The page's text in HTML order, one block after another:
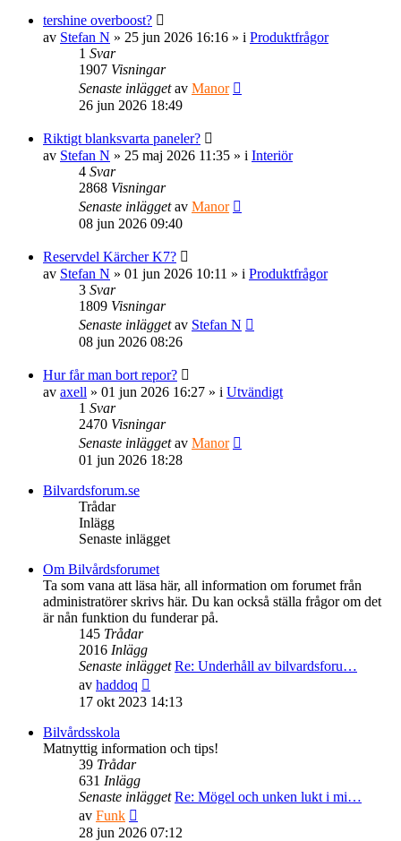
tershine overboost?
av Stefan N » 25 jun 2026 16:16 » i Produktfrågor
1 Svar
1907 Visningar
Senaste inläggetav Manor
26 jun 2026 18:49
Riktigt blanksvarta paneler?
av Stefan N » 25 maj 2026 11:35 » i Interiör
4 Svar
2868 Visningar
Senaste inläggetav Manor
08 jun 2026 09:40
Reservdel Kärcher K7?
av Stefan N » 01 jun 2026 10:11 » i Produktfrågor
3 Svar
1809 Visningar
Senaste inläggetav Stefan N
08 jun 2026 08:26
Hur får man bort repor?
av axell » 01 jun 2026 16:27 » i Utvändigt
1 Svar
2470 Visningar
Senaste inläggetav Manor
01 jun 2026 18:28
Bilvardsforum.se
Trådar
Inlägg
Senaste inlägget
Om Bilvårdsforumet
Ta som vana att läsa här, all information om forumet från
administratörer skrivs här. Du kan också ställa frågor om det
är nån funktion du funderar på.
145 Trådar
2016 Inlägg
Senaste inlägget Re: Underhåll av bilvardsforu…
av haddoq
till
inlägget
17 okt 2023 14:13
Bilvårdsskola
Matnyttig information och tips!
39 Trådar
631 Inlägg
Senaste inlägget Re: Mögel och unken lukt i mi…
av Funk
till
28 jun 2026 07:12